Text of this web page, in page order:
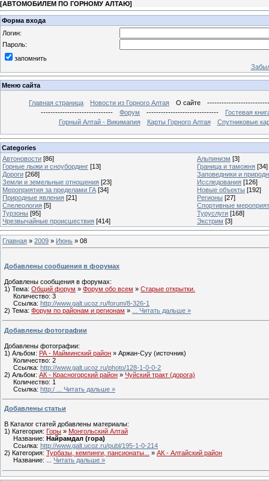
[АВТОМОБИЛЕМ ПО ГОРНОМУ АЛТАЮ]
Форма входа
Логин:
Пароль:
запомнить
Меню сайта
Главная страница Новости из Горного Алтая О сайте
------------------------------
Форум ------------------------------
Гостевая
Горный Алтай - Викимапия
Карты Горного Алтая Спутниковые
Categories
Автоновости [86] Альпинизм [3]
Горные лыжи и сноубординг [13] Граница и таможня [34]
Дороги [268]
Заповедники и
Земли и земельные отношения [23] Исследования [126]
Мероприятия за пределами ГА [34] Новые объекты [192]
Природные явления [21] Регионы [27]
Спелеология [5]
Спортивные
Турзоны [95] Туруслуги [168]
Чрезвычайные происшествия [414] Экстрим [3]
Главная » 2009 » Июнь » 08
Добавлены сообщения в форумах
Добавлены сообщения в форумах:
1) Тема: Общий форум » Форум обо всем » Старые открытки.
Количество: 3
Ссылка: http://www.galt.ucoz.ru/forum/8-326-1
2) Тема: Форум по районам и регионам » Читать дальше »
Добавлены фотографии
Добавлены фотографии:
1) Альбом: РА - Майминский район » Аржан-Суу (источник)
Количество: 2
Ссылка: http://www.galt.ucoz.ru/photo/128-1-0-0-2
2) Альбом: АК - Красногорский район » Чуйский тракт (дорога)
Количество: 1
Ссылка: http:/ Читать дальше »
Добавлены статьи
В Каталог статей добавлены материалы:
1) Категория: Горы » Монгольский Алтай
Название: Найрамдал (гора)
Ссылка: http://www.galt.ucoz.ru/publ/195-1-0-214
2) Категория: Турбазы, кемпинги, пансионаты... » АК - Алтайский район
Название:
Читать дальше »